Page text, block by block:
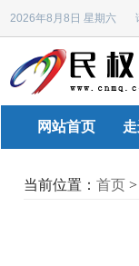
2026年8月8日 星期六
网站首页
当前位置： 首页